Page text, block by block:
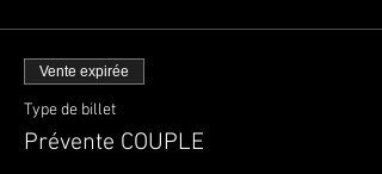
Vente expirée
Type de billet
Prévente COUPLE